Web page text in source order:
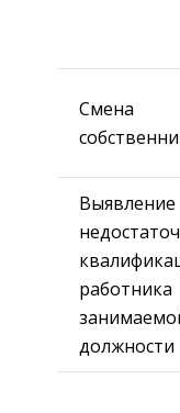
Смена
Выявление
работника
должности